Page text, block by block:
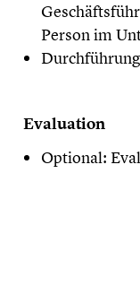
Person im
Evaluation
Optional: